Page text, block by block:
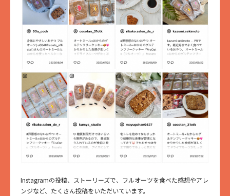
Instagramの投稿、ストーリーズで、フルオーツを食べた感想やアレ
ンジなど、たくさん投稿をいただいています。